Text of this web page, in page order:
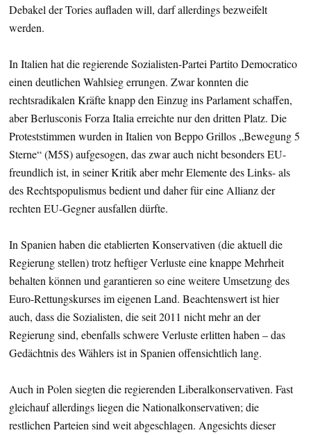
Debakel der Tories aufladen will, darf allerdings bezweifelt
werden.
In Italien hat die regierende Sozialisten-Partei Partito Democratico
einen deutlichen Wahlsieg errungen. Zwar konnten die
rechtsradikalen Kräfte knapp den Einzug ins Parlament schaffen,
aber Berlusconis Forza Italia erreichte nur den dritten Platz. Die
Proteststimmen wurden in Italien von Beppo Grillos „Bewegung 5
Sterne“ (M5S) aufgesogen, das zwar auch nicht besonders EU-
freundlich ist, in seiner Kritik aber mehr Elemente des Links- als
des Rechtspopulismus bedient und daher für eine Allianz der
rechten EU-Gegner ausfallen dürfte.
In Spanien haben die etablierten Konservativen (die aktuell die
Regierung stellen) trotz heftiger Verluste eine knappe Mehrheit
behalten können und garantieren so eine weitere Umsetzung des
Euro-Rettungskurses im eigenen Land. Beachtenswert ist hier
auch, dass die Sozialisten, die seit 2011 nicht mehr an der
Regierung sind, ebenfalls schwere Verluste erlitten haben – das
Gedächtnis des Wählers ist in Spanien offensichtlich lang.
Auch in Polen siegten die regierenden Liberalkonservativen. Fast
gleichauf allerdings liegen die Nationalkonservativen; die
restlichen Parteien sind weit abgeschlagen. Angesichts dieser